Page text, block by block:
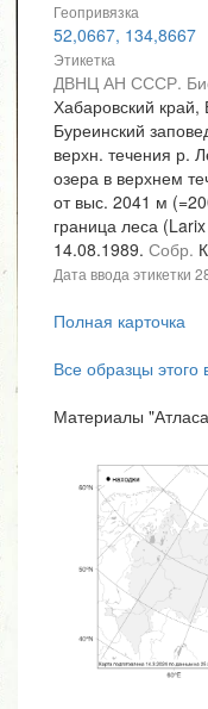
Геопривязка
52,0667, 134,8667
Этикетка
ДВНЦ АН СССР.
Хабаровский
Буреинский
верхн. течения р.
озера в верхнем
от выс. 2041 м
граница леса
14.08.1989. Собр.
Дата ввода этикетки
Полная карточка
Все образцы этого
Материалы